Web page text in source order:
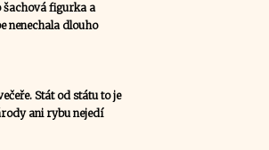
šachová figurka a
nenechala dlouho
Stát od státu to je
ani rybu nejedí